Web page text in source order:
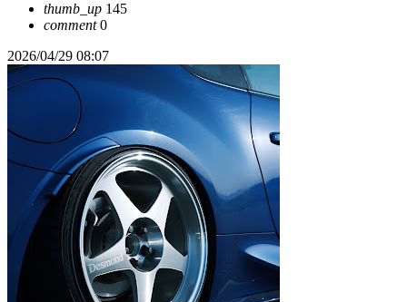
thumb_up 145
comment0
2026/04/29 08:07